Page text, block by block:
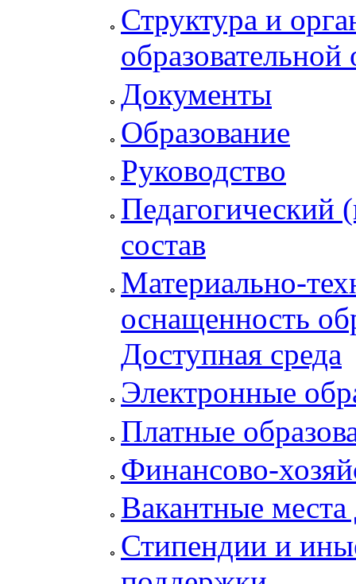
Структура и
образовательной
Документы
Образование
Руководство
Педагогический
состав
Материально-
оснащенность
Доступная среда
Электронные
Платные
Финансово-
Вакантные
Стипендии и